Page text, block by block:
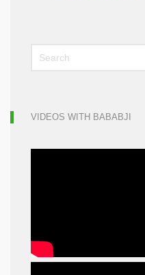
VIDEOS WITH BABABJI